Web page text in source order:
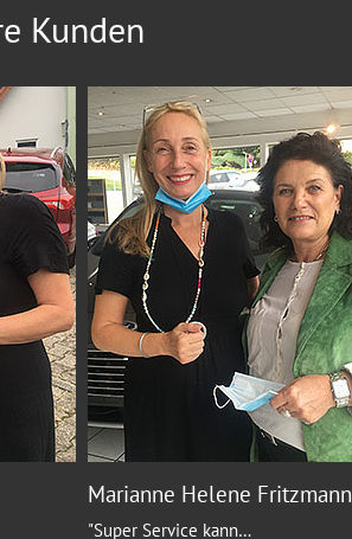
Kunden
Marianne Helene Fritzmann
"Super Service kann…